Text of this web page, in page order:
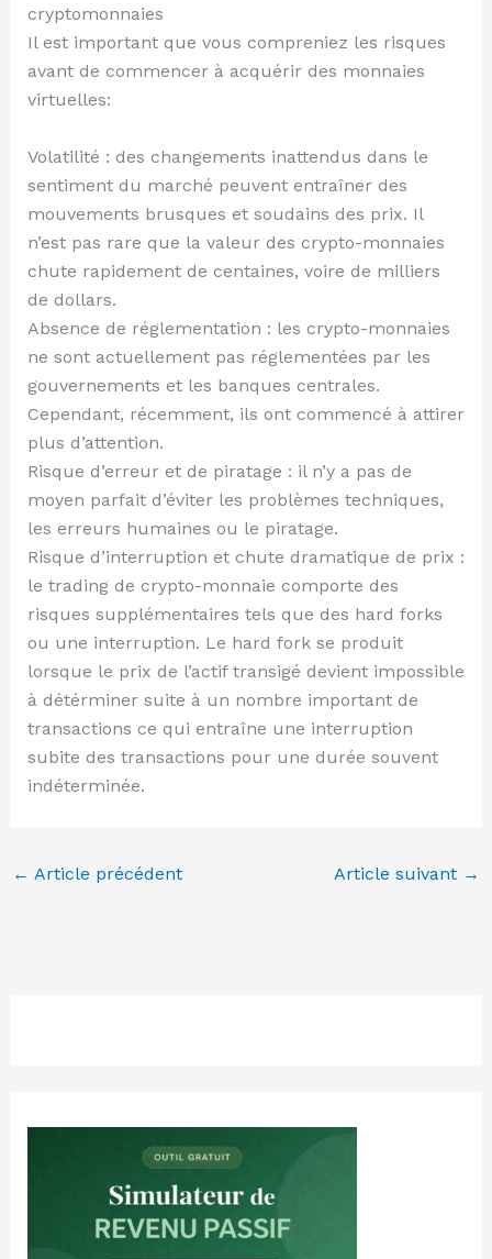
cryptomonnaies
Il est important que vous compreniez les risques
avant de commencer à acquérir des monnaies
virtuelles:
Volatilité : des changements inattendus dans le
sentiment du marché peuvent entraîner des
mouvements brusques et soudains des prix. Il
n’est pas rare que la valeur des crypto-monnaies
chute rapidement de centaines, voire de milliers
de dollars.
Absence de réglementation : les crypto-monnaies
ne sont actuellement pas réglementées par les
gouvernements et les banques centrales.
Cependant, récemment, ils ont commencé à attirer
plus d’attention.
Risque d’erreur et de piratage : il n’y a pas de
moyen parfait d’éviter les problèmes techniques,
les erreurs humaines ou le piratage.
Risque d’interruption et chute dramatique de prix :
le trading de crypto-monnaie comporte des
risques supplémentaires tels que des hard forks
ou une interruption. Le hard fork se produit
lorsque le prix de l’actif transigé devient impossible
à détérminer suite à un nombre important de
transactions ce qui entraîne une interruption
subite des transactions pour une durée souvent
indéterminée.
← Article précédent Article suivant →